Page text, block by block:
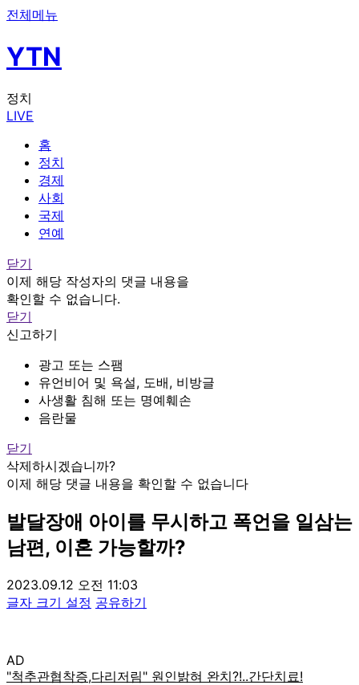
전체메뉴
YTN
정치
LIVE
홈
정치
경제
사회
국제
연예
닫기
이제 해당 작성자의 댓글 내용을
확인할 수 없습니다.
닫기
신고하기
광고 또는 스팸
유언비어 및 욕설, 도배, 비방글
사생활 침해 또는 명예훼손
음란물
닫기
삭제하시겠습니까?
이제 해당 댓글 내용을 확인할 수 없습니다
발달장애 아이를 무시하고 폭언을 일삼는
남편, 이혼 가능할까?
2023.09.12 오전 11:03
글자 크기 설정 공유하기
AD